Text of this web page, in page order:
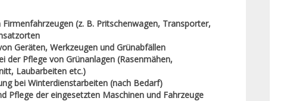
Firmenfahrzeugen (z. B. Pritschenwagen, Transporter,
Geräten, Werkzeugen und Grünabfällen
der Pflege von Grünanlagen (Rasenmähen,
Laubarbeiten etc.)
bei Winterdienstarbeiten (nach Bedarf)
Pflege der eingesetzten Maschinen und Fahrzeuge